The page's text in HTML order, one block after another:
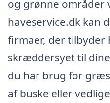
og grønne områder
haveservice.dk kan
firmaer, der tilbyder
skræddersyet til
du har brug for
af buske eller